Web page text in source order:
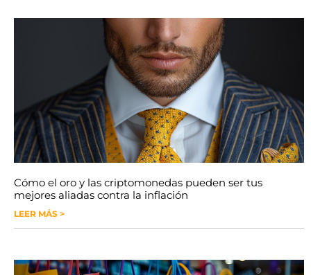
Cómo el oro y las criptomonedas pueden ser tus
mejores aliadas contra la inflación
LEER MÁS >